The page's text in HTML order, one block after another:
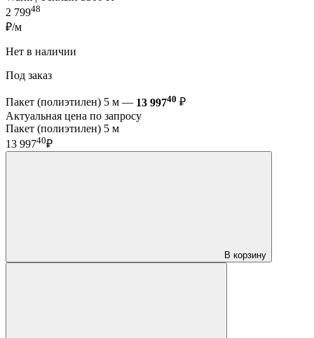
2 79948
₽/м
Нет в наличии
Под заказ
Пакет (полиэтилен) 5 м — 13 99740 ₽
Актуальная цена по запросу
Пакет (полиэтилен) 5 м
13 99740₽
В корзину